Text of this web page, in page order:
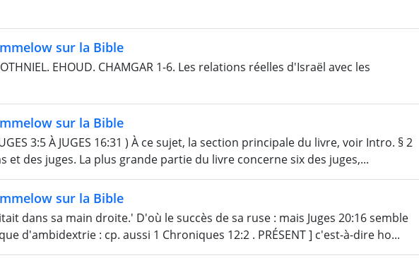
sur la Bible
OTHNIEL. EHOUD. CHAMGAR 1-6. Les relations réelles d'Israël avec les
sur la Bible
JUGES 3:5 À JUGES 16:31 ) À ce sujet, la section principale du livre, voir Intro. § 2
et des juges. La plus grande partie du livre concerne six des juges,...
sur la Bible
dans sa main droite.' D'où le succès de sa ruse : mais Juges 20:16 semble
d'ambidextrie : cp. aussi 1 Chroniques 12:2 . PRÉSENT ] c'est-à-dire ho...